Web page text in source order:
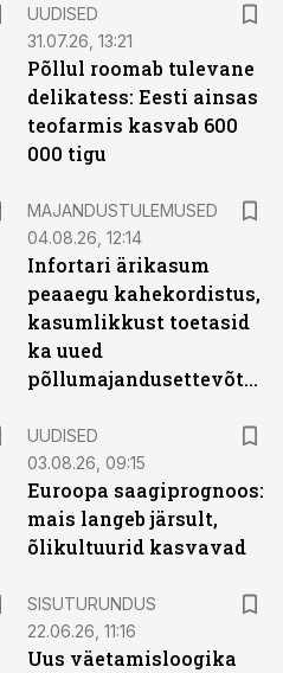
UUDISED
31.07.26, 13:21
Põllul roomab tulevane
delikatess: Eesti ainsas
teofarmis kasvab 600
000 tigu
MAJANDUSTULEMUSED
04.08.26, 12:14
Infortari ärikasum
peaaegu kahekordistus,
kasumlikkust toetasid
ka uued
põllumajandusettevõtted
UUDISED
03.08.26, 09:15
Euroopa saagiprognoos:
mais langeb järsult,
õlikultuurid kasvavad
SISUTURUNDUS
22.06.26, 11:16
Uus väetamisloogika